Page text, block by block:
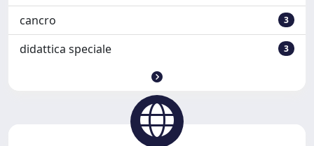
cancro 3
didattica speciale 3